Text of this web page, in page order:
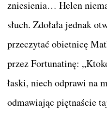
zniesienia… Helen
słuch. Zdołała jednak
przeczytać obietnicę
przez Fortunatinę:
łaski, niech odprawi na
odmawiając piętnaście